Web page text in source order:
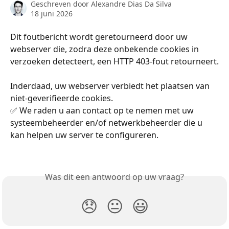
Geschreven door Alexandre Dias Da Silva
18 juni 2026
Dit foutbericht wordt geretourneerd door uw
webserver die, zodra deze onbekende cookies in
verzoeken detecteert, een HTTP 403-fout retourneert.
Inderdaad, uw webserver verbiedt het plaatsen van
niet-geverifieerde cookies.
✅ We raden u aan contact op te nemen met uw
systeembeheerder en/of netwerkbeheerder die u
kan helpen uw server te configureren.
Was dit een antwoord op uw vraag?
😞 😐 😃